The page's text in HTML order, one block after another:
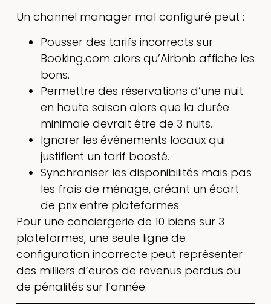
Un channel manager mal configuré peut :
Pousser des tarifs incorrects sur
Booking.com alors qu’Airbnb affiche les
bons.
Permettre des réservations d’une nuit
en haute saison alors que la durée
minimale devrait être de 3 nuits.
Ignorer les événements locaux qui
justifient un tarif boosté.
Synchroniser les disponibilités mais pas
les frais de ménage, créant un écart
de prix entre plateformes.
Pour une conciergerie de 10 biens sur 3
plateformes, une seule ligne de
configuration incorrecte peut représenter
des milliers d’euros de revenus perdus ou
de pénalités sur l’année.